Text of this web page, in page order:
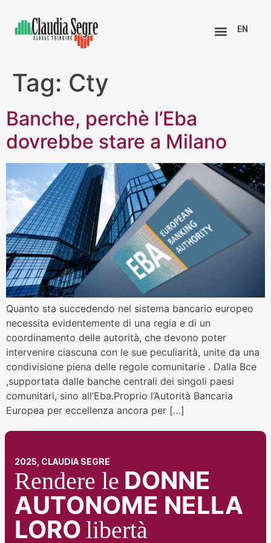
EN
Tag: Cty
Banche, perchè l’Eba
dovrebbe stare a Milano
Quanto sta succedendo nel sistema bancario europeo
necessita evidentemente di una regia e di un
coordinamento delle autorità, che devono poter
intervenire ciascuna con le sue peculiarità, unite da una
condivisione piena delle regole comunitarie . Dalla Bce
,supportata dalle banche centrali dei singoli paesi
comunitari, sino all’Eba.Proprio l’Autorità Bancaria
Europea per eccellenza ancora per […]
2025, CLAUDIA SEGRE
Rendere le DONNE
AUTONOME NELLA
LORO libertà